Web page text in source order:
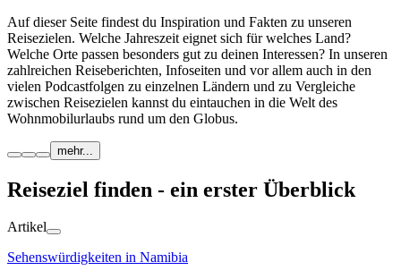
Auf dieser Seite findest du Inspiration und Fakten zu unseren
Reisezielen. Welche Jahreszeit eignet sich für welches Land?
Welche Orte passen besonders gut zu deinen Interessen? In unseren
zahlreichen Reiseberichten, Infoseiten und vor allem auch in den
vielen Podcastfolgen zu einzelnen Ländern und zu Vergleiche
zwischen Reisezielen kannst du eintauchen in die Welt des
Wohnmobilurlaubs rund um den Globus.
mehr...
Reiseziel finden - ein erster Überblick
Artikel
Sehenswürdigkeiten in Namibia